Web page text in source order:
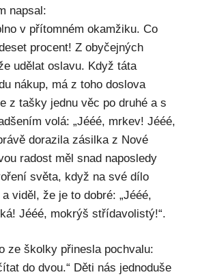
napsal:
v přítomném okamžiku. Co
procent! Z obyčejných
udělat oslavu. Když táta
nákup, má z toho doslova
z tašky jednu věc po druhé a s
volá: „Jééé, mrkev! Jééé,
dorazila zásilka z Nové
radost měl snad naposledy
světa, když na své dílo
viděl, že je to dobré: „Jééé,
Jééé, mokrýš střídavolistý!“.
ze školky přinesla pochvalu:
do dvou.“ Děti nás jednoduše